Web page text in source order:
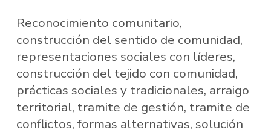
Reconocimiento comunitario,
construcción del sentido de comunidad,
representaciones sociales con líderes,
construcción del tejido con comunidad,
prácticas sociales y tradicionales, arraigo
territorial, tramite de gestión, tramite de
conflictos, formas alternativas, solución